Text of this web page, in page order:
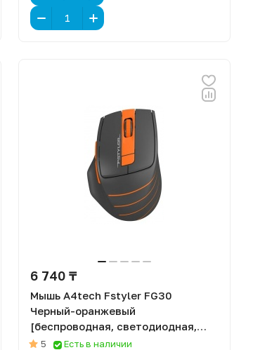
6 740 ₸
Мышь A4tech Fstyler FG30
Черный-оранжевый
[беспроводная, светодиодная,
2000 DPI, 125 Гц]
5
Есть в наличии